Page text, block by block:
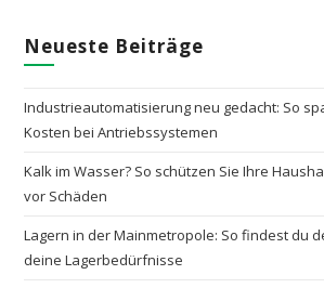
Neueste Beiträge
Industrieautomatisierung neu gedacht: So
Kosten bei Antriebssystemen
Kalk im Wasser? So schützen Sie Ihre
vor Schäden
Lagern in der Mainmetropole: So findest du
deine Lagerbedürfnisse